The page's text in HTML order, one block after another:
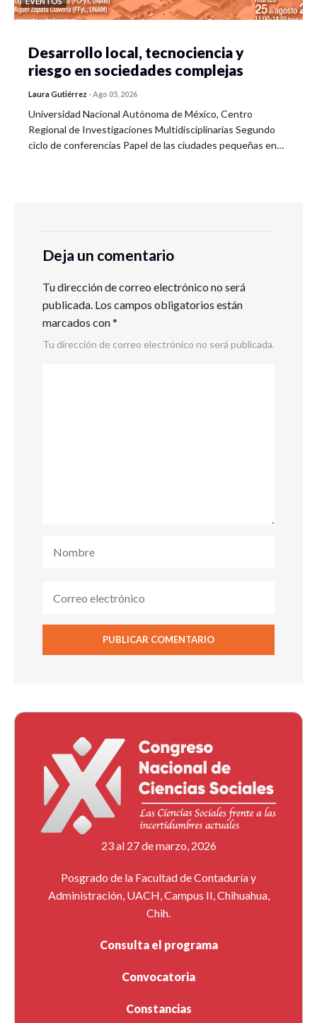
Desarrollo local, tecnociencia y
riesgo en sociedades complejas
Laura Gutiérrez -Ago 05, 2026
Universidad Nacional Autónoma de México, Centro
Regional de Investigaciones Multidisciplinarias Segundo
ciclo de conferencias Papel de las ciudades pequeñas en…
Deja un comentario
Tu dirección de correo electrónico no será
publicada. Los campos obligatorios están
marcados con*
Tu dirección de correo electrónico no será publicada.
23 al 27 de marzo, 2026
Posgrado de la Facultad de Contaduría y
Administración, UACH, Campus II, Chihuahua,
Chih.
Consulta el programa
Convocatoria
Constancias